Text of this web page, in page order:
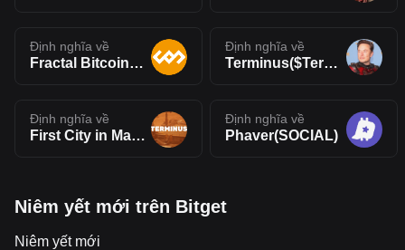
Định nghĩa về
Fractal Bitcoin(FB)
Định nghĩa về
Terminus($Terminus)
Định nghĩa về
First City in Mars(TERMINUS)
Định nghĩa về
Phaver(SOCIAL)
Niêm yết mới trên Bitget
Niêm yết mới